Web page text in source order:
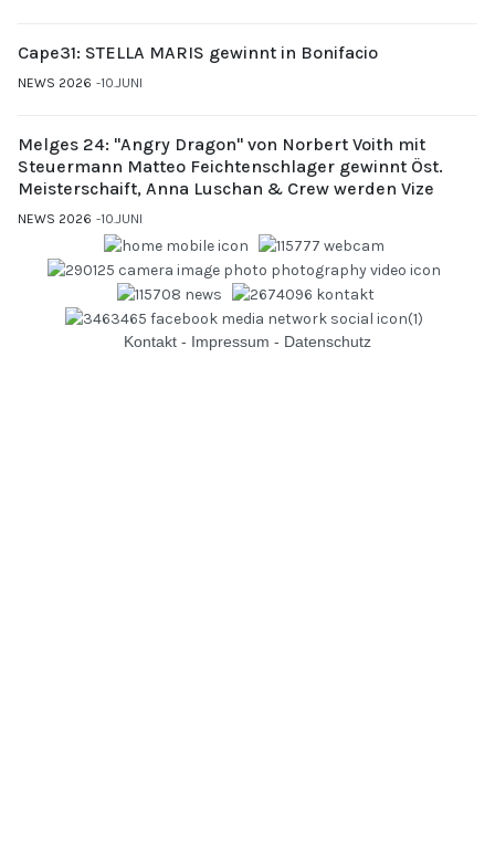
Cape31: STELLA MARIS gewinnt in Bonifacio
NEWS 2026 10.JUNI
Melges 24: "Angry Dragon" von Norbert Voith mit
Steuermann Matteo Feichtenschlager gewinnt Öst.
Meisterschaift, Anna Luschan & Crew werden Vize
NEWS 2026 10.JUNI
Kontakt - Impressum - Datenschutz